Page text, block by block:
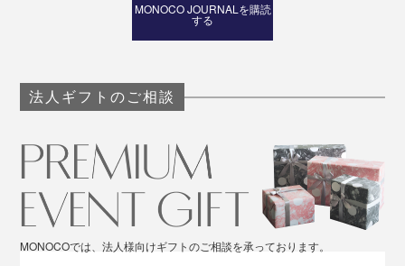
MONOCO JOURNALを購読
する
法人ギフトのご相談
MONOCOでは、法人様向けギフトのご相談を承っております。